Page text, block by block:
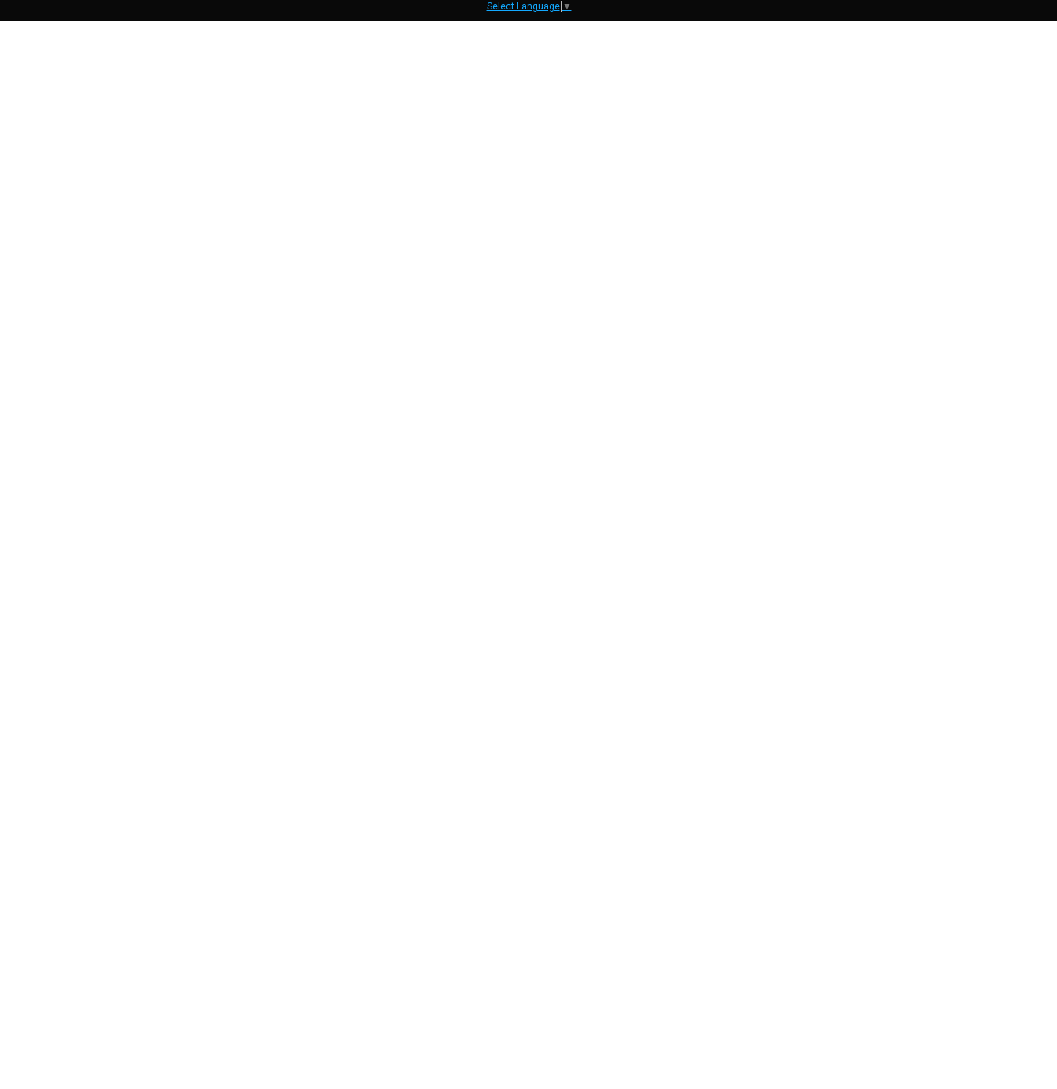
Select Language ▼